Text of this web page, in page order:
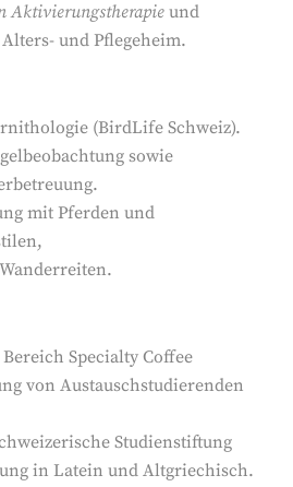
Aktivierungstherapie und
und Pflegeheim.
(BirdLife Schweiz).
sowie
mit Pferden und
Specialty Coffee
von Austauschstudierenden
Studienstiftung
in Latein und Altgriechisch.